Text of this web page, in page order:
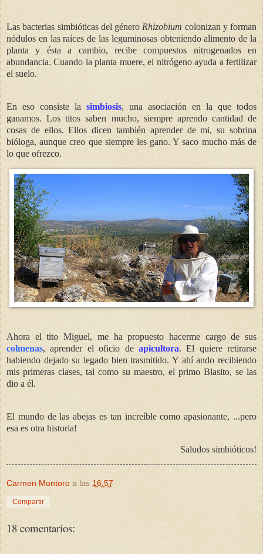
Las bacterias simbióticas del géneroRhizobium colonizan y forman
nódulos en las raíces de las leguminosas obteniendo alimento de la
planta y ésta a cambio, recibe compuestos nitrogenados en
abundancia. Cuando la planta muere, el nitrógeno ayuda a fertilizar
el suelo.
En eso consiste la simbiosis, una asociación en la que todos
ganamos. Los titos saben mucho, siempre aprendo cantidad de
cosas de ellos. Ellos dicen también aprender de mi, su sobrina
bióloga, aunque creo que siempre les gano. Y saco mucho más de
lo que ofrezco.
Ahora el tito Miguel, me ha propuesto hacerme cargo de sus
colmenas, aprender el oficio de apicultora. El quiere retirarse
habiendo dejado su legado bien trasmitido. Y ahí ando recibiendo
mis primeras clases, tal como su maestro, el primo Blasito, se las
dio a él.
El mundo de las abejas es tan increíble como apasionante, ...pero
esa es otra historia!
Saludos simbióticos!
Carmen Montoro a las 16:57
Compartir
18 comentarios: